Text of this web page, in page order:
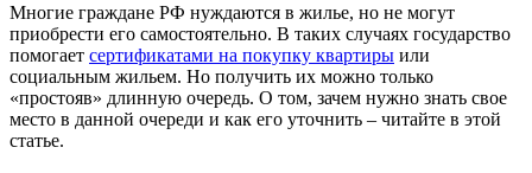
Многие граждане РФ нуждаются в жилье, но не могут
приобрести его самостоятельно. В таких случаях государство
помогает сертификатами на покупку квартиры или
социальным жильем. Но получить их можно только
«простояв» длинную очередь. О том, зачем нужно знать свое
место в данной очереди и как его уточнить – читайте в этой
статье.